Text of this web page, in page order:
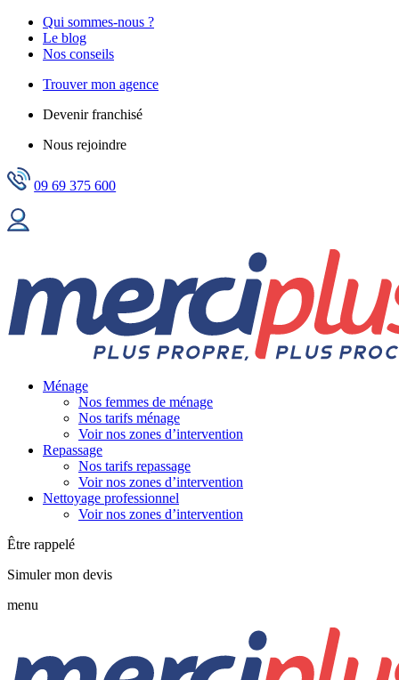
Qui sommes-nous ?
Le blog
Nos conseils
Trouver mon agence
Devenir franchisé
Nous rejoindre
09 69 375 600
Ménage
Nos femmes de ménage
Nos tarifs ménage
Voir nos zones d’intervention
Repassage
Nos tarifs repassage
Voir nos zones d’intervention
Nettoyage professionnel
Voir nos zones d’intervention
Être rappelé
Simuler mon devis
menu